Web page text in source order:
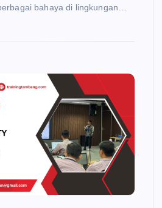
bahaya di lingkungan…